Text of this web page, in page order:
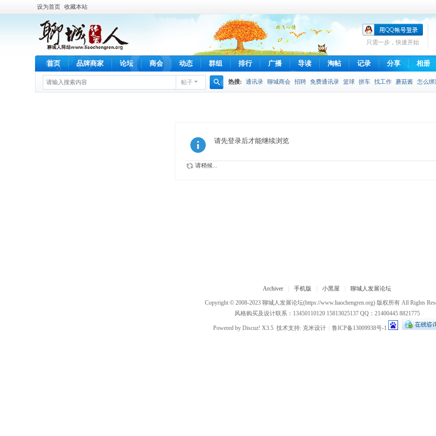
设为首页 收藏本站
只需一步，快速开始
首页 品牌商家 论坛 商会 动态 群组 排行 广播 导读 淘帖 记录 分享 相册
帖子 热搜: 通讯录 聊城商会 招聘 免费通讯录 篮球 拼车 找工作 蘑菇酱 怎么绑
请先登录后才能继续浏览
请稍候...
Archiver 手机版 小黑屋 聊城人发展论坛
Copyright © 2008-2023 聊城人发展论坛(https://www.liaochengren.org) 版权所有 All Rights
风格购买及设计联系：13450110120 15813025137 QQ：21400445 8821775
Powered by Discuz! X3.5 技术支持: 克米设计 鲁ICP备13009938号-1